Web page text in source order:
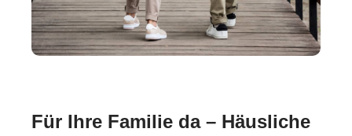
Für Ihre Familie da – Häusliche